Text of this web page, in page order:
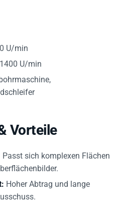
U/min
U/min
Vorteile
Passt sich komplexen Flächen
Hoher Abtrag und lange